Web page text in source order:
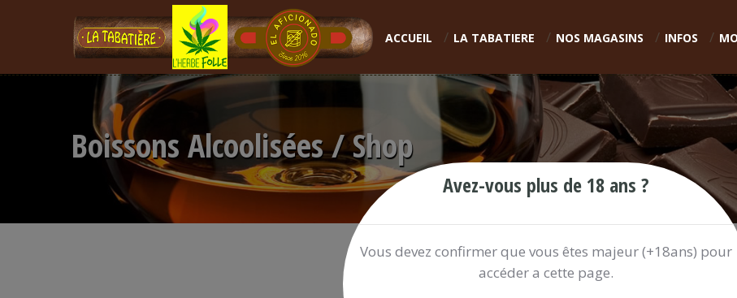
ACCUEIL LA TABATIERE NOS MAGASINS INFOS
Boissons Alcoolisées / Shop
RHUM FUME VOLCANIQUE J.M
Avez-vous plus de 18 ans ?
Vous devez confirmer que vous êtes majeur (+18ans) pour
accéder a cette page.